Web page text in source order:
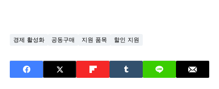
경제 활성화 공동구매 지원 품목 할인 지원